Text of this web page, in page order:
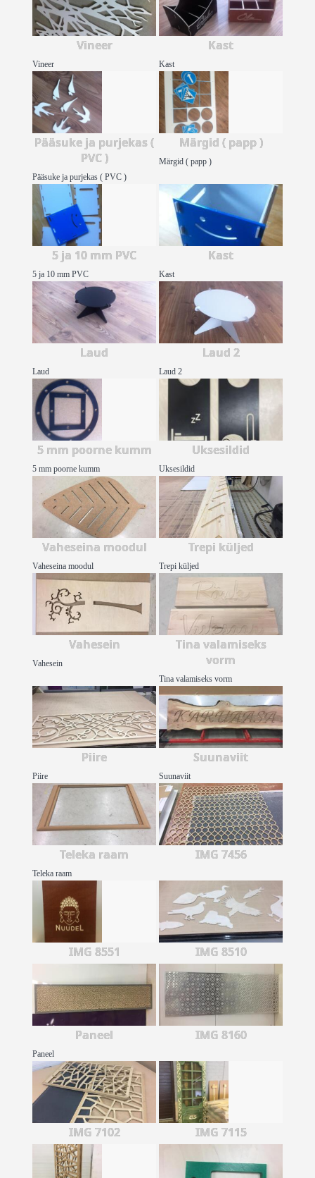
Vineer
Vineer
Kast
Kast
Pääsuke ja purjekas (
PVC )
Pääsuke ja purjekas ( PVC )
Märgid ( papp )
Märgid ( papp )
5 ja 10 mm PVC
5 ja 10 mm PVC
Kast
Kast
Laud
Laud
Laud 2
Laud 2
5 mm poorne kumm
5 mm poorne kumm
Uksesildid
Uksesildid
Vaheseina moodul
Vaheseina moodul
Trepi küljed
Trepi küljed
Vahesein
Vahesein
Tina valamiseks
vorm
Tina valamiseks vorm
Piire
Piire
Suunaviit
Suunaviit
Teleka raam
Teleka raam
IMG 7456
IMG 8551 IMG 8510
Paneel
Paneel
IMG 8160
IMG 7102 IMG 7115